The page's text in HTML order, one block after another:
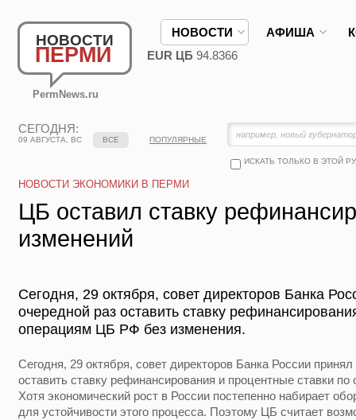
НОВОСТИ
ПЕРМИ
PermNews.ru
НОВОСТИ АФИША
EUR ЦБ 94.8366
СЕГОДНЯ:
09 АВГУСТА, ВС
ИСКАТЬ ТОЛЬКО В ЭТОЙ
ВСЕ ПОПУЛЯРНЫЕ
НОВОСТИ ЭКОНОМИКИ В ПЕРМИ
ЦБ оставил ставку
изменений
Сегодня, 29 октября, совет директоров Банка
очередной раз оставить ставку
операциям ЦБ РФ без изменения.
Сегодня, 29 октября, совет директоров Банка России
оставить ставку рефинансирования и процентные ставки
Хотя экономический рост в России постепенно набирает
для устойчивости этого процесса. Поэтому ЦБ считает